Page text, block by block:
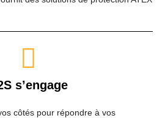
s’engage
côtés pour répondre à vos